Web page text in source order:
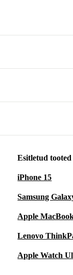
Esitletud tooted
iPhone 15
Samsung
Apple
Lenovo
Apple Watch